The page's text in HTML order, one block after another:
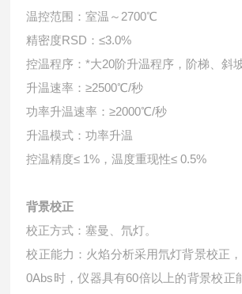
温控范围：室温～2700℃
精密度RSD：≤3.0%
控温程序：*大20阶升温程序，阶梯、斜
升温速率：≥2500℃/秒
功率升温速率：≥2000℃/秒
升温模式：功率升温
控温精度≤ 1%，温度重现性≤ 0.5%
背景校正
校正方式：塞曼、氘灯。
校正能力：火焰分析采用氘灯背景校正
0Abs时，仪器具有60倍以上的背景校正